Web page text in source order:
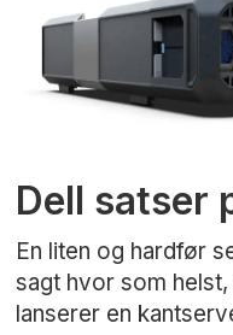
Dell satser
En liten og hardfør
sagt hvor som
lanserer en